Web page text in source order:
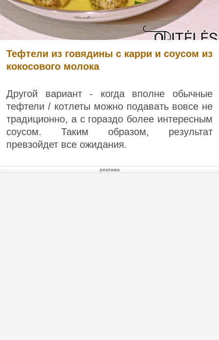
Тефтели из говядины с карри и соусом из
кокосового молока
Другой вариант - когда вполне обычные
тефтели / котлеты можно подавать вовсе не
традиционно, а с гораздо более интересным
соусом. Таким образом, результат
превзойдет все ожидания.
реклама